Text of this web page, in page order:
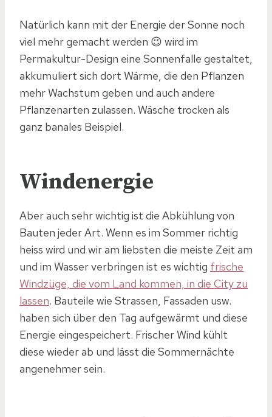
Natürlich kann mit der Energie der Sonne noch
viel mehr gemacht werden 😉 wird im
Permakultur-Design eine Sonnenfalle gestaltet,
akkumuliert sich dort Wärme, die den Pflanzen
mehr Wachstum geben und auch andere
Pflanzenarten zulassen. Wäsche trocken als
ganz banales Beispiel.
Windenergie
Aber auch sehr wichtig ist die Abkühlung von
Bauten jeder Art. Wenn es im Sommer richtig
heiss wird und wir am liebsten die meiste Zeit am
und im Wasser verbringen ist es wichtig frische
Windzüge, die vom Land kommen, in die City zu
lassen. Bauteile wie Strassen, Fassaden usw.
haben sich über den Tag aufgewärmt und diese
Energie eingespeichert. Frischer Wind kühlt
diese wieder ab und lässt die Sommernächte
angenehmer sein.